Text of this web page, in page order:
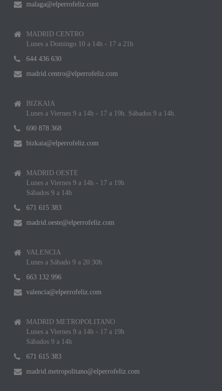
malaga@elperrofeliz.com
MADRID CENTRO
Lunes a Domingo 10 a 14h - 17 a 21h
644 436 630
madrid.centro@elperrofeliz.com
BIZKAIA
Lunes a Viernes 9 a 14h - 17 a 19h. Sábados 9 a 14h.
690 878 368
bizkaia@elperrofeliz.com
MADRID OESTE
Lunes a Viernes 9 a 14h - 17 a 19h
Sábados 9 a 14h
671 615 383
madrid.oeste@elperrofeliz.com
VALENCIA
Lunes a Sábado 9 a 20:30h
663 132 996
valencia@elperrofeliz.com
MADRID METROPOLITANO
Lunes a Viernes 9 a 14h - 17 a 19h
Sábados 9 a 14h
671 615 383
madrid.metropolitano@elperrofeliz.com